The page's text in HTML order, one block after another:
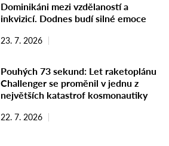
Dominikáni mezi vzdělaností a
inkvizicí. Dodnes budí silné emoce
23. 7. 2026
Pouhých 73 sekund: Let raketoplánu
Challenger se proměnil v jednu z
největších katastrof kosmonautiky
22. 7. 2026